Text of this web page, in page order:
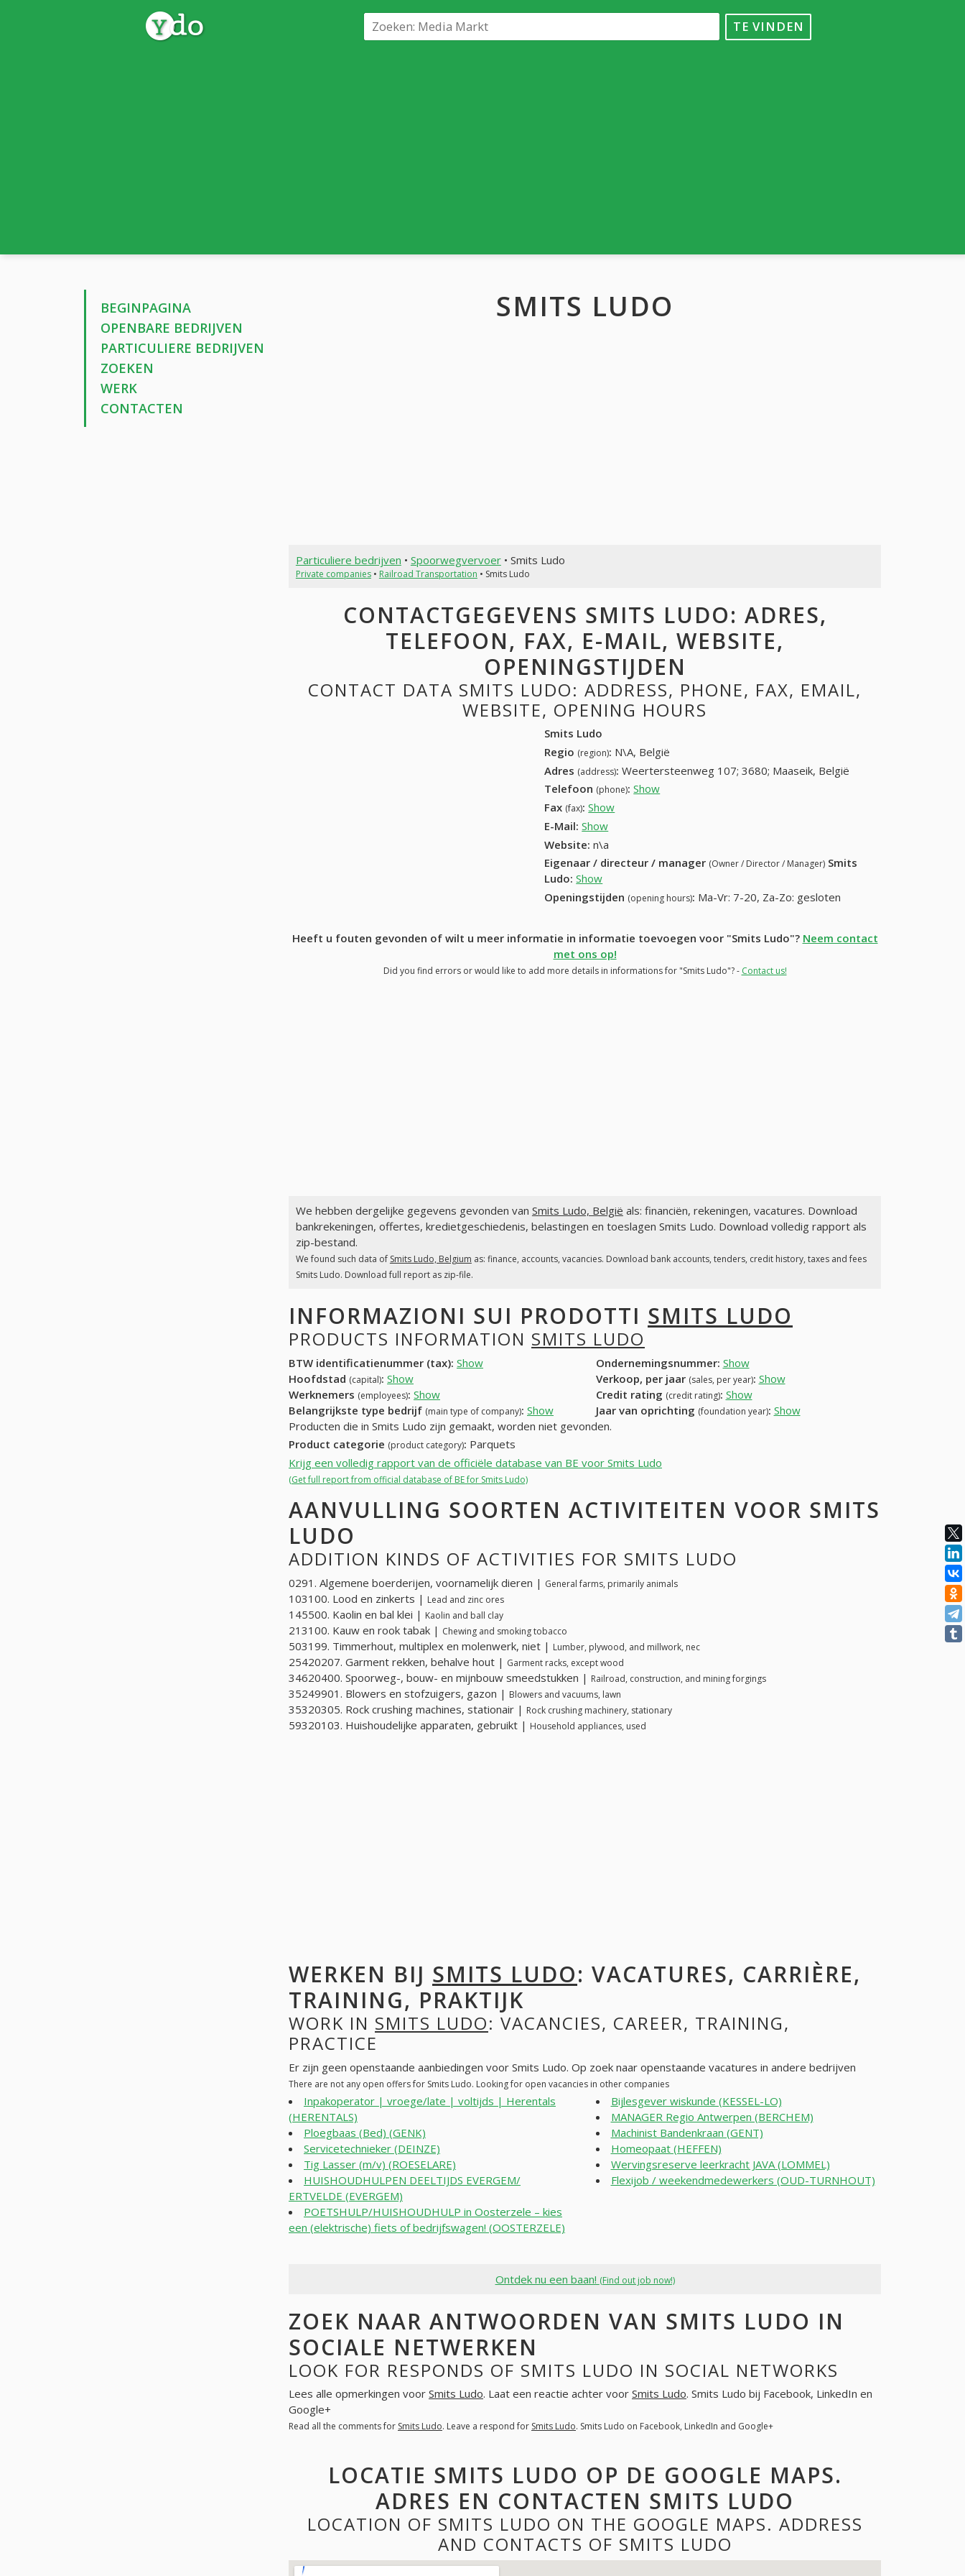
TE VINDEN
BEGINPAGINA
OPENBARE BEDRIJVEN
PARTICULIERE BEDRIJVEN
ZOEKEN
WERK
CONTACTEN
SMITS LUDO
Particuliere bedrijven • Spoorwegvervoer• Smits Ludo
Private companies• Railroad Transportation • Smits Ludo
CONTACTGEGEVENS SMITS LUDO: ADRES,
TELEFOON, FAX, E-MAIL, WEBSITE,
OPENINGSTIJDEN
CONTACT DATA SMITS LUDO: ADDRESS, PHONE, FAX, EMAIL,
WEBSITE, OPENING HOURS
Smits Ludo
Regio (region): N\A, België
Adres (address): Weertersteenweg 107; 3680; Maaseik, België
Telefoon (phone): Show
Fax (fax): Show
E-Mail: Show
Website: n\a
Eigenaar / directeur / manager (Owner / Director / Manager) Smits
Ludo: Show
Openingstijden (opening hours): Ma-Vr: 7-20, Za-Zo: gesloten
Heeft u fouten gevonden of wilt u meer informatie in informatie toevoegen voor "Smits Ludo"? Neem contact
met ons op!
Did you find errors or would like to add more details in informations for "Smits Ludo"? - Contact us!
We hebben dergelijke gegevens gevonden van Smits Ludo, België als: financiën, rekeningen, vacatures. Download
bankrekeningen, offertes, kredietgeschiedenis, belastingen en toeslagen Smits Ludo. Download volledig rapport als
zip-bestand.
We found such data of Smits Ludo, Belgium as: finance, accounts, vacancies. Download bank accounts, tenders, credit history, taxes and fees
Smits Ludo. Download full report as zip-file.
INFORMAZIONI SUI PRODOTTI SMITS LUDO
PRODUCTS INFORMATION SMITS LUDO
BTW identificatienummer (tax): Show Ondernemingsnummer: Show
Hoofdstad (capital): Show Verkoop, per jaar (sales, per year): Show
Werknemers (employees): Show Credit rating (credit rating): Show
Belangrijkste type bedrijf (main type of company): Show Jaar van oprichting (foundation year): Show
Producten die in Smits Ludo zijn gemaakt, worden niet gevonden.
Product categorie (product category): Parquets
Krijg een volledig rapport van de officiële database van BE voor Smits Ludo
(Get full report from official database of BE for Smits Ludo)
AANVULLING SOORTEN ACTIVITEITEN VOOR SMITS
LUDO
ADDITION KINDS OF ACTIVITIES FOR SMITS LUDO
0291. Algemene boerderijen, voornamelijk dieren | General farms, primarily animals
103100. Lood en zinkerts | Lead and zinc ores
145500. Kaolin en bal klei | Kaolin and ball clay
213100. Kauw en rook tabak | Chewing and smoking tobacco
503199. Timmerhout, multiplex en molenwerk, niet | Lumber, plywood, and millwork, nec
25420207. Garment rekken, behalve hout | Garment racks, except wood
34620400. Spoorweg-, bouw- en mijnbouw smeedstukken | Railroad, construction, and mining forgings
35249901. Blowers en stofzuigers, gazon | Blowers and vacuums, lawn
35320305. Rock crushing machines, stationair | Rock crushing machinery, stationary
59320103. Huishoudelijke apparaten, gebruikt | Household appliances, used
WERKEN BIJ SMITS LUDO: VACATURES, CARRIÈRE,
TRAINING, PRAKTIJK
WORK IN SMITS LUDO: VACANCIES, CAREER, TRAINING,
PRACTICE
Er zijn geen openstaande aanbiedingen voor Smits Ludo. Op zoek naar openstaande vacatures in andere bedrijven
There are not any open offers for Smits Ludo. Looking for open vacancies in other companies
Inpakoperator | vroege/late | voltijds | Herentals
(HERENTALS)
Ploegbaas (Bed) (GENK)
Servicetechnieker (DEINZE)
Tig Lasser (m/v) (ROESELARE)
HUISHOUDHULPEN DEELTIJDS EVERGEM/
ERTVELDE (EVERGEM)
POETSHULP/HUISHOUDHULP in Oosterzele – kies
een (elektrische) fiets of bedrijfswagen! (OOSTERZELE)
Bijlesgever wiskunde (KESSEL-LO)
MANAGER Regio Antwerpen (BERCHEM)
Machinist Bandenkraan (GENT)
Homeopaat (HEFFEN)
Wervingsreserve leerkracht JAVA (LOMMEL)
Flexijob / weekendmedewerkers (OUD-TURNHOUT)
Ontdek nu een baan! (Find out job now!)
ZOEK NAAR ANTWOORDEN VAN SMITS LUDO IN
SOCIALE NETWERKEN
LOOK FOR RESPONDS OF SMITS LUDO IN SOCIAL NETWORKS
Lees alle opmerkingen voor Smits Ludo. Laat een reactie achter voor Smits Ludo. Smits Ludo bij Facebook, LinkedIn en
Google+
Read all the comments for Smits Ludo. Leave a respond for Smits Ludo. Smits Ludo on Facebook, LinkedIn and Google+
LOCATIE SMITS LUDO OP DE GOOGLE MAPS.
ADRES EN CONTACTEN SMITS LUDO
LOCATION OF SMITS LUDO ON THE GOOGLE MAPS. ADDRESS
AND CONTACTS OF SMITS LUDO